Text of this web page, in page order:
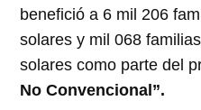
benefició a 6 mil 206
solares y mil 068
solares como parte del
No Convencional”.